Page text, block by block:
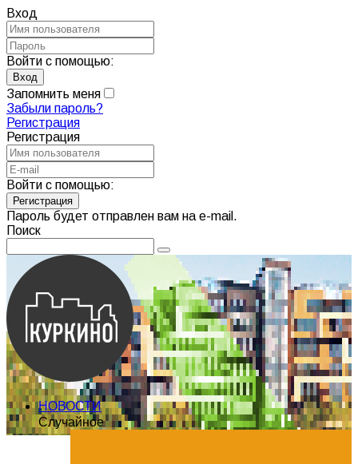
Вход
Войти с помощью:
Запомнить меня
Забыли пароль?
Регистрация
Регистрация
Войти с помощью:
Пароль будет отправлен вам на e-mail.
Поиск
НОВОСТИ
Случайное